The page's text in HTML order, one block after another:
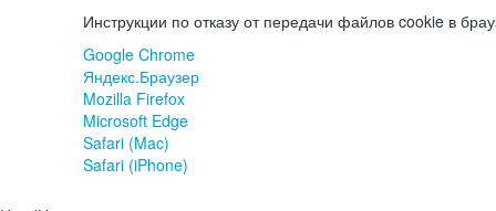
Инструкции по отказу от передачи файлов cookie в
Google Chrome
Яндекс.Браузер
Mozilla Firefox
Microsoft Edge
Safari (Mac)
Safari (iPhone)